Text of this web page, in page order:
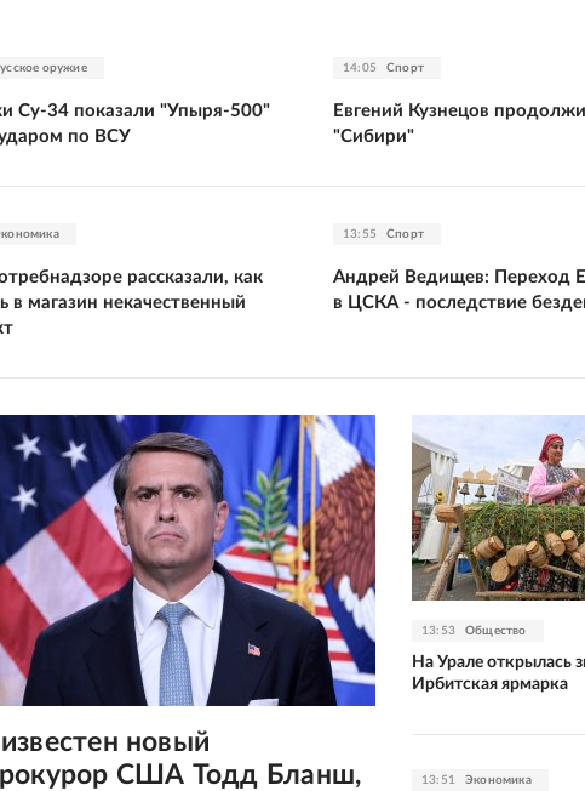
оружие
Су-34 показали "Упыря-500"
по ВСУ
14:05 Спорт
Евгений Кузнецов
"Сибири"
рассказали, как
в магазин некачественный
13:55 Спорт
Андрей Ведищев: Переход
в ЦСКА - последствие
новый
США Тодд Бланш,
13:53 Общество
На Урале открылась
Ирбитская ярмарка
13:51 Экономика